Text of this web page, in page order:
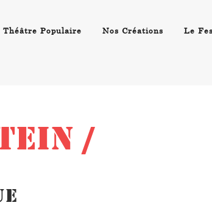
Théâtre Populaire Nos Créations Le
/